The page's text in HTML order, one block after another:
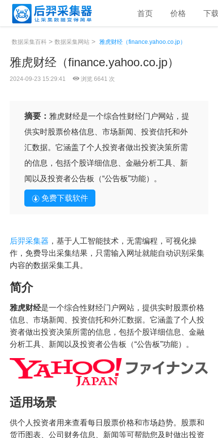
首页 价格 下
数据采集百科 > 数据采集网站 > 雅虎财经（finance.yahoo.co.jp）
雅虎财经（finance.yahoo.co.jp）
2024-09-23 15:29:41 浏览 6641 次
摘要： 雅虎财经是一个综合性财经门户网站，提
供实时股票价格信息、市场新闻、投资信托和外
汇数据。它涵盖了个人投资者做出投资决策所需
的信息，包括个股详细信息、金融分析工具、新
闻以及投资者公告板（“公告板”功能）。
免费下载软件
后羿采集器 ，基于人工智能技术，无需编程，可视化操
作，免费导出采集结果，只需输入网址就能自动识别采集
内容的数据采集工具。
简介
雅虎财经是一个综合性财经门户网站，提供实时股票价格
信息、市场新闻、投资信托和外汇数据。它涵盖了个人投
资者做出投资决策所需的信息，包括个股详细信息、金融
分析工具、新闻以及投资者公告板（“公告板”功能）。
适用场景
供个人投资者用来查看每日股票价格和市场趋势。股票和
货币图表、公司财务信息、新闻等可帮助您及时做出投资